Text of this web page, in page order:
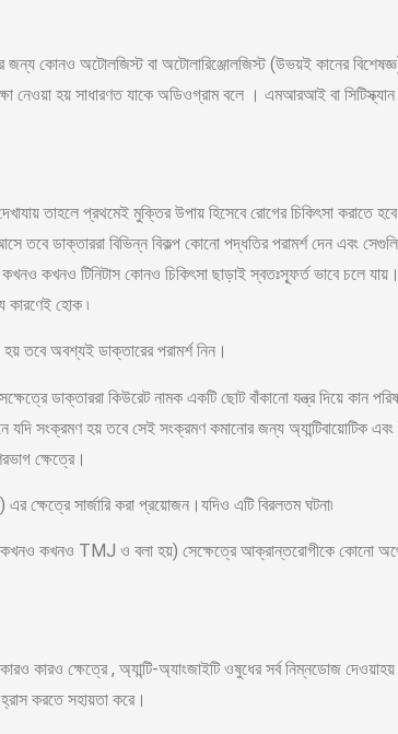
জন্য কোনও অটোলজিস্ট বা অটোলারিঞ্জোলজিস্ট (উভয়ই কানের
নেওয়া হয় সাধারণত যাকে অডিওগ্রাম বলে । এমআরআই বা সিটিস্ক্যান
তাহলে প্রথমেই মুক্তির উপায় হিসেবে রোগের চিকিৎসা করাতে
আসে তবে ডাক্তাররা বিভিন্ন বিকল্প কোনো পদ্ধতির পরামর্শ দেন এবং
কখনও টিনিটাস কোনও চিকিৎসা ছাড়াই স্বতঃস্ফূর্ত ভাবে চলে
কারণেই হোক ৷
তবে অবশ্যই ডাক্তারের পরামর্শ নিন।
ডাক্তাররা কিউরেট নামক একটি ছোট বাঁকানো যন্ত্র দিয়ে কান
যদি সংক্রমণ হয় তবে সেই সংক্রমণ কমানোর জন্য অ্যান্টিবায়োটিক এবং
ক্ষেত্রে।
ক্ষেত্রে সার্জারি করা প্রয়োজন।যদিও এটি বিরলতম ঘটনা৷
কখনও কখনও TMJ ও বলা হয়) সেক্ষেত্রে আক্রান্তরোগীকে কোনো
কারও ক্ষেত্রে , অ্যান্টি-অ্যাংজাইটি ওষুধের সর্ব নিম্নডোজ
হ্রাস করতে সহায়তা করে।